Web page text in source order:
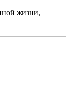
жизни,